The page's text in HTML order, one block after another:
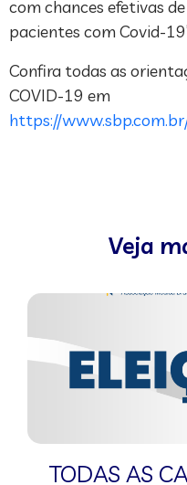
com chances efetivas
pacientes com Covid-
Confira todas as
COVID-19 em
https://
Veja
TODAS AS